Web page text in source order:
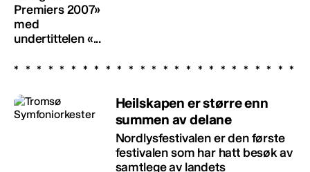
Premiers 2007»
med
undertittelen «...
Heilskapen er større enn
summen av delane
Nordlysfestivalen er den første
festivalen som har hatt besøk av
samtlege av landets